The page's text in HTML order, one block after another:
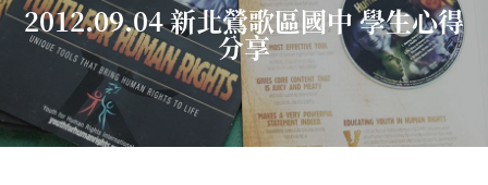
2012.09.04 新北鶯歌區國中 學生心得
分享